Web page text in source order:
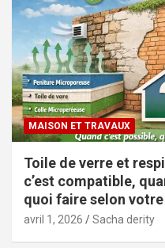
MAISON ET TRAVAUX
Toile de verre et
c’est compatible,
quoi faire selon
avril 1, 2026 Sacha derity